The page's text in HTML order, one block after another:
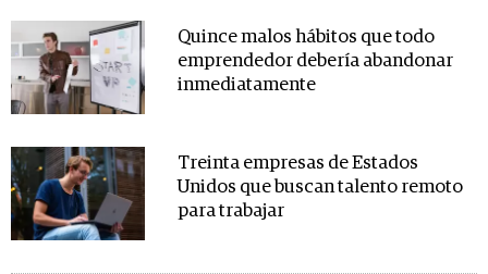
Quince malos hábitos que todo
emprendedor debería abandonar
inmediatamente
Treinta empresas de Estados
Unidos que buscan talento remoto
para trabajar